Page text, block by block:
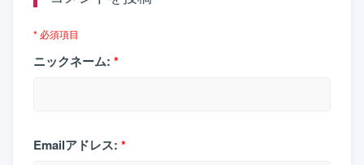
* 必須項目
ニックネーム: *
Emailアドレス: *